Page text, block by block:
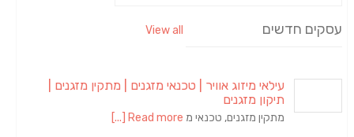
עסקים חדשים View all
עילאי מיזוג אוויר | טכנאי מזגנים | מתקין מזגנים |
תיקון מזגנים
מתקין מזגנים, טכנאי מ Read more [...]